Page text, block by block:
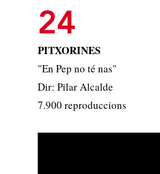
24
PITXORINES
"En Pep no té nas"
Dir: Pilar Alcalde
7.900 reproduccions